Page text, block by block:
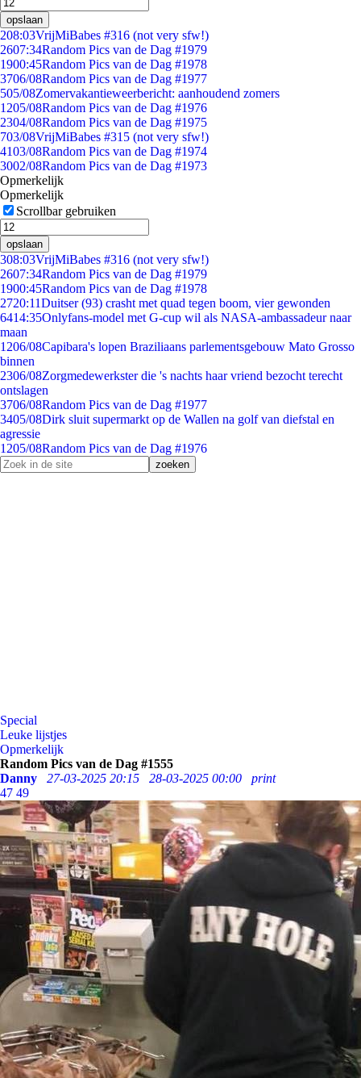
opslaan
208:03VrijMiBabes #316 (not very sfw!)
2607:34Random Pics van de Dag #1979
1900:45Random Pics van de Dag #1978
3706/08Random Pics van de Dag #1977
505/08Zomervakantieweerbericht: aanhoudend zomers
1205/08Random Pics van de Dag #1976
2304/08Random Pics van de Dag #1975
703/08VrijMiBabes #315 (not very sfw!)
4103/08Random Pics van de Dag #1974
3002/08Random Pics van de Dag #1973
Opmerkelijk
Opmerkelijk
Scrollbar gebruiken
opslaan
308:03VrijMiBabes #316 (not very sfw!)
2607:34Random Pics van de Dag #1979
1900:45Random Pics van de Dag #1978
2720:11Duitser (93) crasht met quad tegen boom, vier gewonden
6414:35Onlyfans-model met G-cup wil als NASA-ambassadeur naar
maan
1206/08Capibara's lopen Braziliaans parlementsgebouw Mato Grosso
binnen
2306/08Zorgmedewerkster die 's nachts haar vriend bezocht terecht
ontslagen
3706/08Random Pics van de Dag #1977
3405/08Dirk sluit supermarkt op de Wallen na golf van diefstal en
agressie
1205/08Random Pics van de Dag #1976
Special
Leuke lijstjes
Opmerkelijk
Random Pics van de Dag #1555
Danny
27-03-2025 20:15 28-03-2025 00:00
print
47 49